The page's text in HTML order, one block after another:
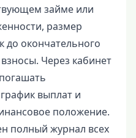
займе или
размер
до окончательного
Через кабинет
выплат и
положение.
полный журнал всех